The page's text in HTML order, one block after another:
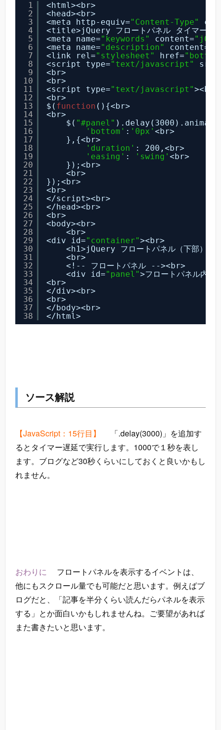
1
2
3
4
5
6
7
8
9
10
11
12
13
14
15
16
17
18
19
20
21
22
23
24
25
26
27
28
29
30
31
32
33
34
35
36
37
38
<html><br>
<head><br>
<meta http-equiv="Content-Type"
<title>jQuery フロートパネル タイマー
<meta name="keywords" content=
<meta name="description" content=
<link rel="stylesheet" href=
<script type="text/javascript" src=
<br>
<br>
<script type="text/javascript"><br>
<br>
$( function (){<br>
<br>
$( "#panel"
'bottom' : '0px' <br>
},{<br>
'duration' : 200,<br>
'easing' : 'swing' <br>
});<br>
<br>
});<br>
<br>
</script><br>
</head><br>
<br>
<body><br>
<br>
<div id="container"><br>
<h1>jQuery フロートパネル（下部）タ
<br>
<!-- フロートパネル --><br>
<div id="panel">フロートパネル内
<br>
</div><br>
<br>
</body><br>
</html>
ソース解説
【JavaScript：15行目】
「.delay(3000)」を追加す
るとタイマー遅延で実行します。1000で１秒を表し
ます。ブログなど30秒くらいにしておくと良いかもし
れません。
おわりに フロートパネルを表示するイベントは、
他にもスクロール量でも可能だと思います。例えばブ
ログだと、「記事を半分くらい読んだらパネルを表示
する」とか面白いかもしれませんね。ご要望があれば
また書きたいと思います。